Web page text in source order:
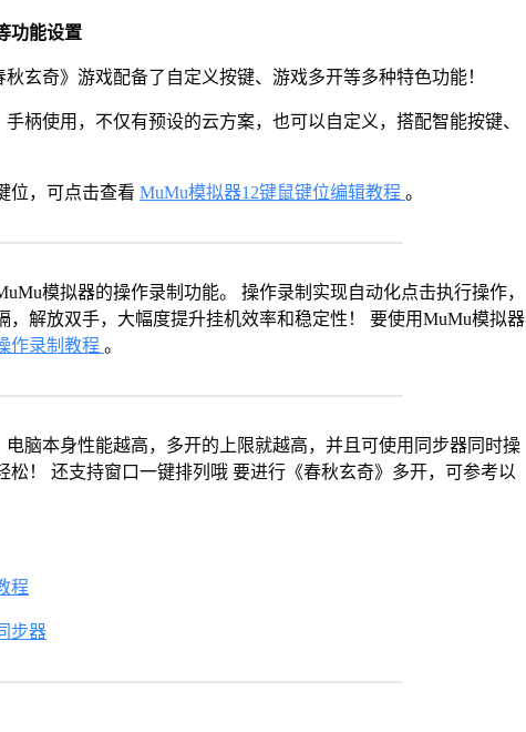
功能设置
玄奇》游戏配备了自定义按键、游戏多开等多种特色功能！
柄使用，不仅有预设的云方案，也可以自定义，搭配智能按键、
位，可点击查看 MuMu模拟器12键鼠键位编辑教程 。
模拟器的操作录制功能。 操作录制实现自动化点击执行操作，
，解放双手，大幅度提升挂机效率和稳定性！ 要使用MuMu模拟器
作录制教程 。
脑本身性能越高，多开的上限就越高，并且可使用同步器同时操
松！ 还支持窗口一键排列哦 要进行《春秋玄奇》多开，可参考以
程
步器